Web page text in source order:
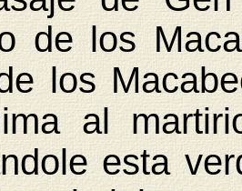
de los
los
al
esta